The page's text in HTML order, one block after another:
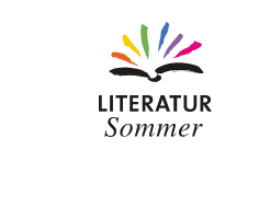
Zum Inhalt springen
Wer wir sind
Ansprechpersonen